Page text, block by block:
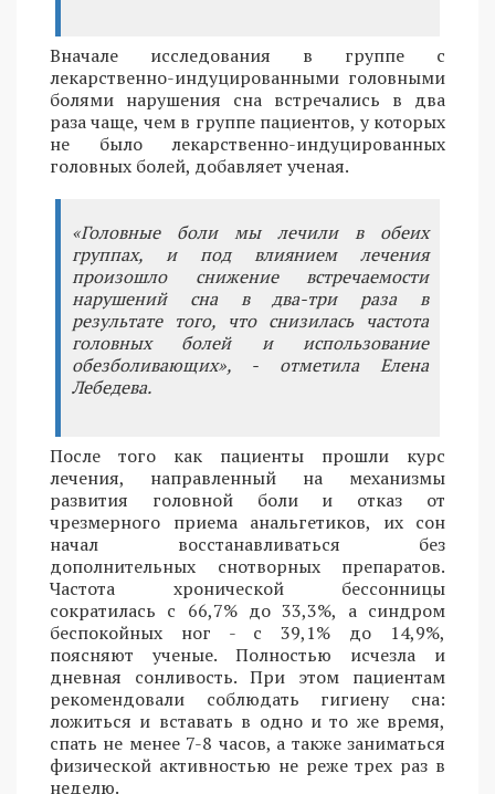
Вначале исследования в группе с
лекарственно-индуцированными головными
болями нарушения сна встречались в два
раза чаще, чем в группе пациентов, у которых
не было лекарственно-индуцированных
головных болей, добавляет ученая.
«Головные боли мы лечили в обеих
группах, и под влиянием лечения
произошло снижение встречаемости
нарушений сна в два-три раза в
результате того, что снизилась частота
головных болей и использование
обезболивающих», - отметила Елена
Лебедева.
После того как пациенты прошли курс
лечения, направленный на механизмы
развития головной боли и отказ от
чрезмерного приема анальгетиков, их сон
начал восстанавливаться без
дополнительных снотворных препаратов.
Частота хронической бессонницы
сократилась с 66,7% до 33,3%, а синдром
беспокойных ног - с 39,1% до 14,9%,
поясняют ученые. Полностью исчезла и
дневная сонливость. При этом пациентам
рекомендовали соблюдать гигиену сна:
ложиться и вставать в одно и то же время,
спать не менее 7-8 часов, а также заниматься
физической активностью не реже трех раз в
неделю.